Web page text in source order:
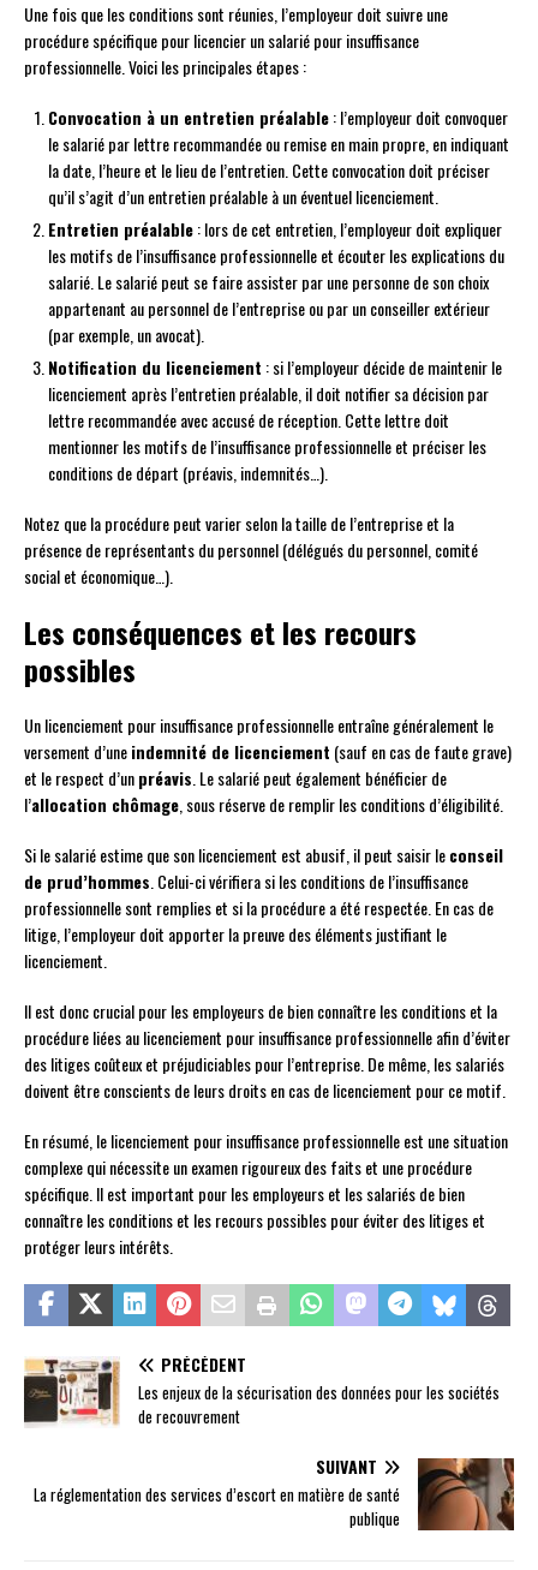
Une fois que les conditions sont réunies, l’employeur doit suivre une
procédure spécifique pour licencier un salarié pour insuffisance
professionnelle. Voici les principales étapes :
Convocation à un entretien préalable: l’employeur doit convoquer
le salarié par lettre recommandée ou remise en main propre, en indiquant
la date, l’heure et le lieu de l’entretien. Cette convocation doit préciser
qu’il s’agit d’un entretien préalable à un éventuel licenciement.
Entretien préalable: lors de cet entretien, l’employeur doit expliquer
les motifs de l’insuffisance professionnelle et écouter les explications du
salarié. Le salarié peut se faire assister par une personne de son choix
appartenant au personnel de l’entreprise ou par un conseiller extérieur
(par exemple, un avocat).
Notification du licenciement : si l’employeur décide de maintenir le
licenciement après l’entretien préalable, il doit notifier sa décision par
lettre recommandée avec accusé de réception. Cette lettre doit
mentionner les motifs de l’insuffisance professionnelle et préciser les
conditions de départ (préavis, indemnités…).
Notez que la procédure peut varier selon la taille de l’entreprise et la
présence de représentants du personnel (délégués du personnel, comité
social et économique…).
Les conséquences et les recours
possibles
Un licenciement pour insuffisance professionnelle entraîne généralement le
versement d’uneindemnité de licenciement (sauf en cas de faute grave)
et le respect d’unpréavis. Le salarié peut également bénéficier de
l’allocation chômage, sous réserve de remplir les conditions d’éligibilité.
Si le salarié estime que son licenciement est abusif, il peut saisir leconseil
de prud’hommes. Celui-ci vérifiera si les conditions de l’insuffisance
professionnelle sont remplies et si la procédure a été respectée. En cas de
litige, l’employeur doit apporter la preuve des éléments justifiant le
licenciement.
Il est donc crucial pour les employeurs de bien connaître les conditions et la
procédure liées au licenciement pour insuffisance professionnelle afin d’éviter
des litiges coûteux et préjudiciables pour l’entreprise. De même, les salariés
doivent être conscients de leurs droits en cas de licenciement pour ce motif.
En résumé, le licenciement pour insuffisance professionnelle est une situation
complexe qui nécessite un examen rigoureux des faits et une procédure
spécifique. Il est important pour les employeurs et les salariés de bien
connaître les conditions et les recours possibles pour éviter des litiges et
protéger leurs intérêts.
PRÉCÉDENT
Les enjeux de la sécurisation des données pour les sociétés
de recouvrement
SUIVANT
La réglementation des services d’escort en matière de santé
publique